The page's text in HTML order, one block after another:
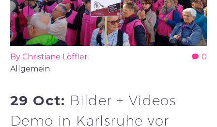
0
By Christiane Löffler
Allgemein
29 Oct: Bilder + Videos
Demo in Karlsruhe vor